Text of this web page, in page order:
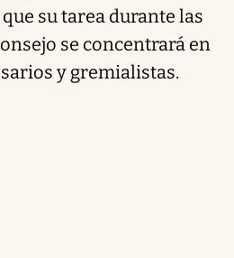
su tarea durante las
se concentrará en
y gremialistas.